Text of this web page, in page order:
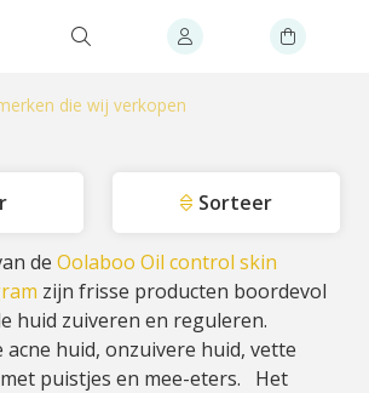
die wij verkopen
Sorteer
de Oolaboo Oil control skin
zijn frisse producten boordevol
huid zuiveren en reguleren.
acne huid, onzuivere huid, vette
puistjes en mee-eters. Het